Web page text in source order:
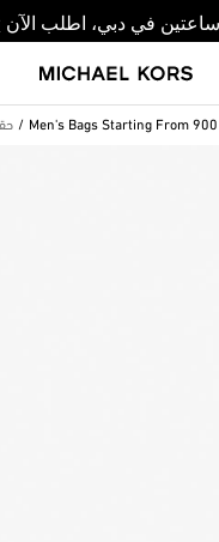
في دبي، اطلب الآن
Men's Bags Starting From 900